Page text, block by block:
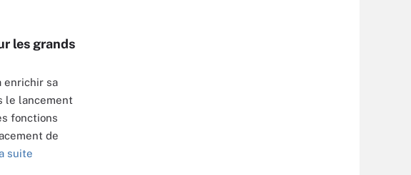
les grands
enrichir sa
le lancement
fonctions
de
suite